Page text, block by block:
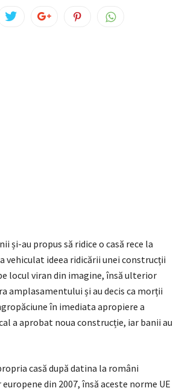
și-au propus să ridice o casă rece la
vehiculat ideea ridicării unei construcții
locul viran din imagine, însă ulterior
amplasamentului și au decis ca morții
în imediata apropiere a
a aprobat noua construcție, iar banii au
casă după datina la români
din 2007, însă aceste norme UE